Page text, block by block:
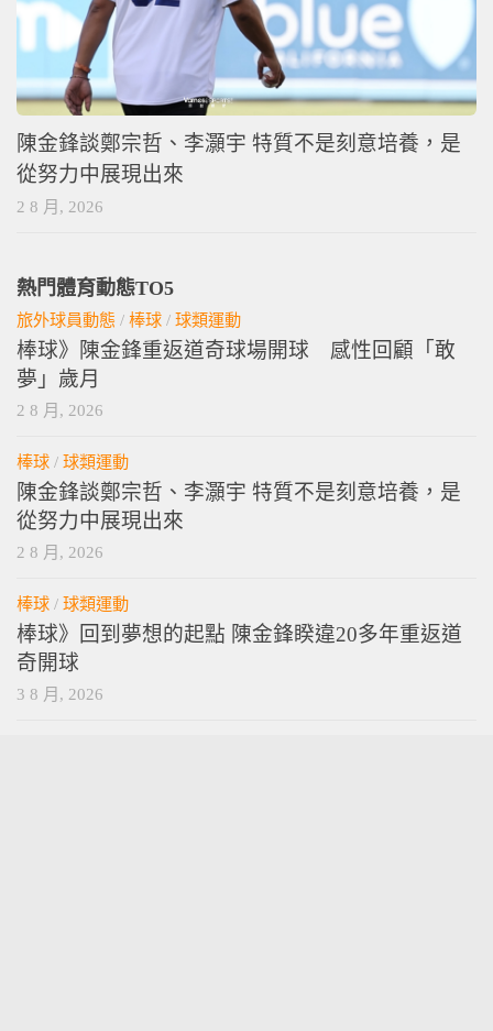
陳金鋒談鄭宗哲、李灝宇 特質不是刻意培養，是
從努力中展現出來
2 8 月, 2026
熱門體育動態TO5
旅外球員動態 / 棒球 / 球類運動
棒球》陳金鋒重返道奇球場開球 感性回顧「敢
夢」歲月
2 8 月, 2026
棒球 / 球類運動
陳金鋒談鄭宗哲、李灝宇 特質不是刻意培養，是
從努力中展現出來
2 8 月, 2026
棒球 / 球類運動
棒球》回到夢想的起點 陳金鋒睽違20多年重返道
奇開球
3 8 月, 2026